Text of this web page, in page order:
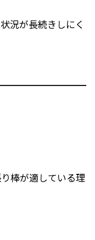
況が長続きしにく
棒が適している理